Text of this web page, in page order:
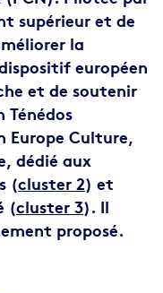
supérieur et de
la
européen
et de soutenir
Ténédos
Europe Culture,
dédié aux
(cluster 2) et
(cluster 3). Il
proposé.